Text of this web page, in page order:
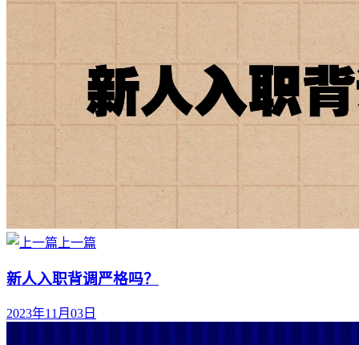
上一篇
新人入职背调严格吗？
2023年11月03日